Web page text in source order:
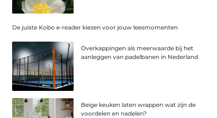
De juiste Kobo e-reader kiezen voor jouw leesmomenten
Overkappingen als meerwaarde bij het
aanleggen van padelbanen in Nederland
Beige keuken laten wrappen wat zijn de
voordelen en nadelen?